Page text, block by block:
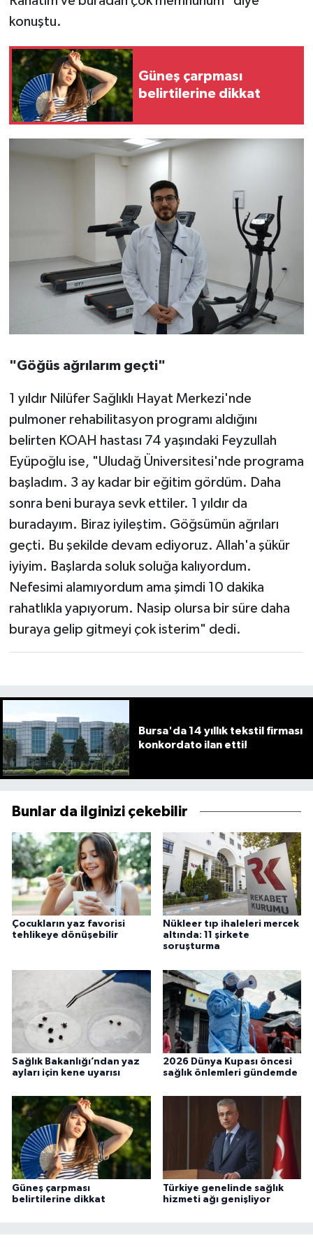
konuştu.
Güneş çarpması
belirtilerine dikkat
"Göğüs ağrılarım geçti"
1 yıldır Nilüfer Sağlıklı Hayat Merkezi'nde
pulmoner rehabilitasyon programı aldığını
belirten KOAH hastası 74 yaşındaki Feyzullah
Eyüpoğlu ise, "Uludağ Üniversitesi'nde programa
başladım. 3 ay kadar bir eğitim gördüm. Daha
sonra beni buraya sevk ettiler. 1 yıldır da
buradayım. Biraz iyileştim. Göğsümün ağrıları
geçti. Bu şekilde devam ediyoruz. Allah'a şükür
iyiyim. Başlarda soluk soluğa kalıyordum.
Nefesimi alamıyordum ama şimdi 10 dakika
rahatlıkla yapıyorum. Nasip olursa bir süre daha
buraya gelip gitmeyi çok isterim" dedi.
Bursa'da 14 yıllık tekstil firması
konkordato ilan etti!
Bunlar da ilginizi çekebilir
Çocukların yaz favorisi
tehlikeye dönüşebilir
Nükleer tıp ihaleleri mercek
altında: 11 şirkete
soruşturma
Sağlık Bakanlığı’ndan yaz
ayları için kene uyarısı
2026 Dünya Kupası öncesi
sağlık önlemleri gündemde
Güneş çarpması
belirtilerine dikkat
Türkiye genelinde sağlık
hizmeti ağı genişliyor